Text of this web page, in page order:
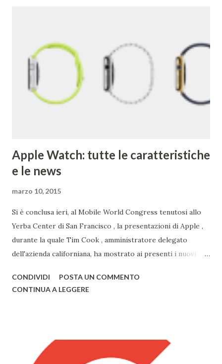
pagina del primo Google è qui . 2) Google ha acquisito una
media di un'azienda a settimana dal 2010 . 3) Il primo
Doodle fu dedicato al festival Burning Man nel 1998. Brin e
Page lo usarono per avvertire gli utenti che per quel
weekend non erano in ufficio. 4) Il primo chef assunto ...
Apple Watch: tutte le caratteristiche
e le news
marzo 10, 2015
Si è conclusa ieri, al Mobile World Congress tenutosi allo
Yerba Center di San Francisco , la presentazioni di Apple ,
durante la quale Tim Cook , amministratore delegato
dell'azienda californiana, ha mostrato ai presenti i nuovi
Watch , smartwatch disponibile in 3 versioni (Watch, Sport,
disponibili alla vendita. Il nuovo Air è veramente
CONDIVIDI
POSTA UN COMMENTO
CONTINUA A LEGGERE